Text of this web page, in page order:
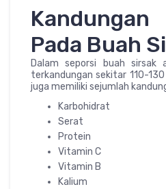
Pada Buah
Dalam seporsi buah
terkandungan sekitar 110-
juga memiliki sejumlah
Karbohidrat
Serat
Protein
Vitamin C
Vitamin B
Kalium